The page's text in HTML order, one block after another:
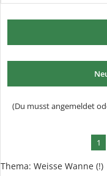
(Du musst angemeldet
1
Thema: Weisse Wanne (!)